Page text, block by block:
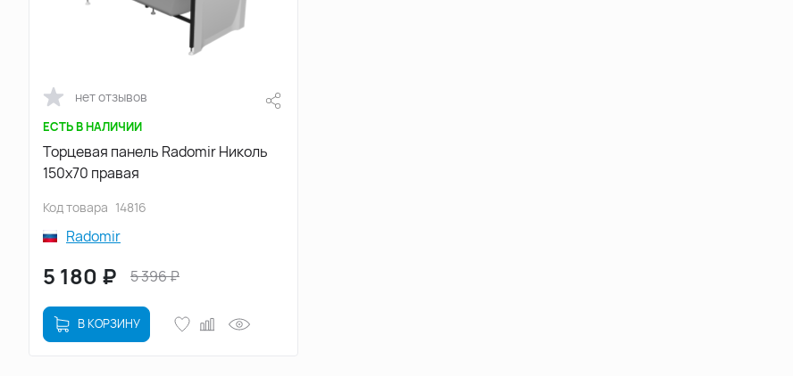
нет отзывов
ЕСТЬ В НАЛИЧИИ
Торцевая панель Radomir Николь
150х70 правая
Код товара 14816
Radomir
5 180 ₽ 5 396₽
В КОРЗИНУ